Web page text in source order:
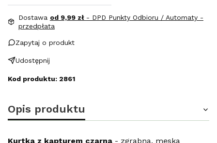
Dostawa od 9,99 zł - DPD Punkty Odbioru / Automaty -
przedpłata
Zapytaj o produkt
Udostępnij
Kod produktu: 2861
Opis produktu
Kurtka z kapturem czarna - zgrabna, męska